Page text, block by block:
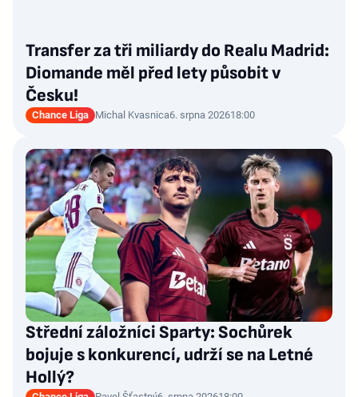
Transfer za tři miliardy do Realu Madrid:
Diomande měl před lety působit v
Česku!
Chance Liga Michal Kvasnica6. srpna 202618:00
Střední záložníci Sparty: Sochůrek
bojuje s konkurencí, udrží se na Letné
Hollý?